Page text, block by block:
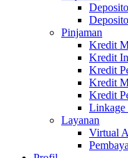
Pinjaman
Kredit
Kredit
Kredit
Kredit
Kredit
Linkage
Layanan
Virtual